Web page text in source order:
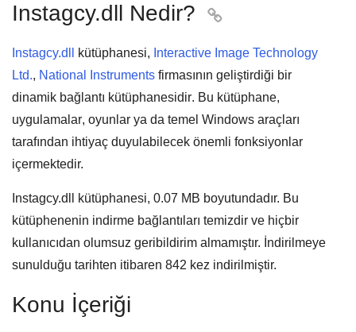
Instagcy.dll Nedir? 
Instagcy.dll kütüphanesi, Interactive Image Technology
Ltd., National Instruments firmasının geliştirdiği bir
dinamik bağlantı kütüphanesidir. Bu kütüphane,
uygulamalar, oyunlar ya da temel Windows araçları
tarafından ihtiyaç duyulabilecek önemli fonksiyonlar
içermektedir.
Instagcy.dll kütüphanesi, 0.07 MB boyutundadır. Bu
kütüphenenin indirme bağlantıları temizdir ve hiçbir
kullanıcıdan olumsuz geribildirim almamıştır. İndirilmeye
sunulduğu tarihten itibaren 842 kez indirilmiştir.
Konu İçeriği